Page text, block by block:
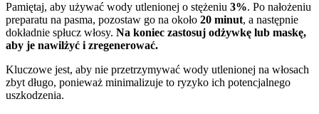
Pamiętaj, aby używać wody utlenionej o stężeniu 3%. Po nałożeniu
preparatu na pasma, pozostaw go na około 20 minut, a następnie
dokładnie spłucz włosy. Na koniec zastosuj odżywkę lub maskę,
aby je nawilżyć i zregenerować.
Kluczowe jest, aby nie przetrzymywać wody utlenionej na włosach
zbyt długo, ponieważ minimalizuje to ryzyko ich potencjalnego
uszkodzenia.